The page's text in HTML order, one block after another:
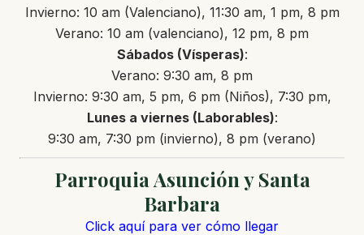
Invierno: 10 am (Valenciano), 11:30 am, 1 pm, 8 pm
Verano: 10 am (valenciano), 12 pm, 8 pm
Sábados (Vísperas):
Verano: 9:30 am, 8 pm
Invierno: 9:30 am, 5 pm, 6 pm (Niños), 7:30 pm,
Lunes a viernes (Laborables):
9:30 am, 7:30 pm (invierno), 8 pm (verano)
Parroquia Asunción y Santa
Barbara
Click aquí para ver cómo llegar